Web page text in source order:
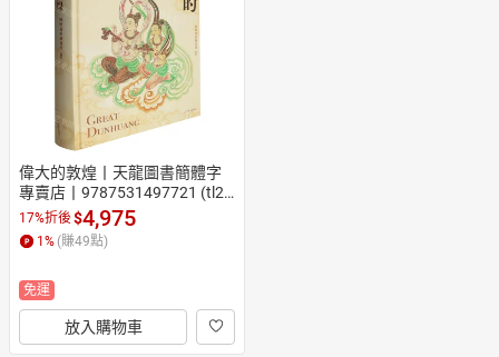
偉大的敦煌丨天龍圖書簡體字
專賣店丨9787531497721 (tl25
22)
17%折後$4,975
1 % (賺49點)
免運
放入購物車